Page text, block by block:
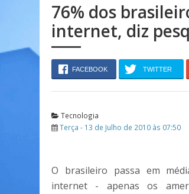
76% dos
internet, diz
FACEBOOK TWITTER
Tecnologia
Terça - 13 de Julho de 2010 às 07:50
O brasileiro passa em
internet - apenas os